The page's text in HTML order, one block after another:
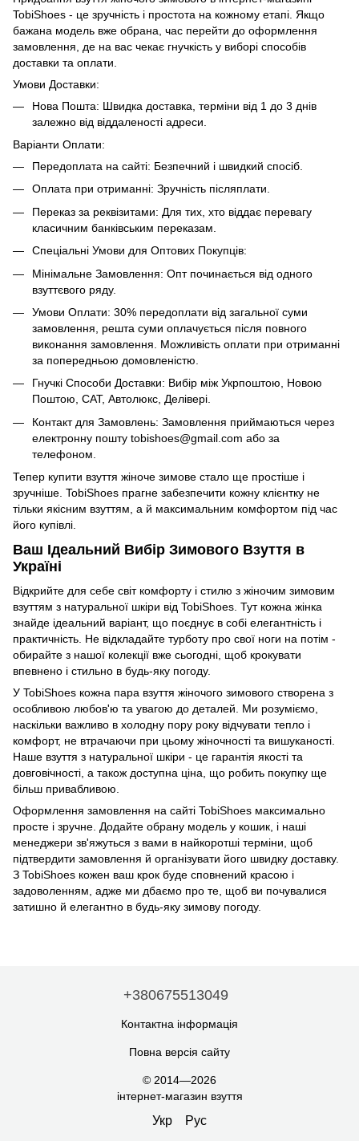
TobiShoes - це зручність і простота на кожному етапі. Якщо
бажана модель вже обрана, час перейти до оформлення
замовлення, де на вас чекає гнучкість у виборі способів
доставки та оплати.
Умови Доставки:
Нова Пошта: Швидка доставка, терміни від 1 до 3 днів
залежно від віддаленості адреси.
Варіанти Оплати:
Передоплата на сайті: Безпечний і швидкий спосіб.
Оплата при отриманні: Зручність післяплати.
Переказ за реквізитами: Для тих, хто віддає перевагу
класичним банківським переказам.
Спеціальні Умови для Оптових Покупців:
Мінімальне Замовлення: Опт починається від одного
взуттєвого ряду.
Умови Оплати: 30% передоплати від загальної суми
замовлення, решта суми оплачується після повного
виконання замовлення. Можливість оплати при отриманні
за попередньою домовленістю.
Гнучкі Способи Доставки: Вибір між Укрпоштою, Новою
Поштою, САТ, Автолюкс, Делівері.
Контакт для Замовлень: Замовлення приймаються через
електронну пошту tobishoes@gmail.com або за
телефоном.
Тепер купити взуття жіноче зимове стало ще простіше і
зручніше. TobiShoes прагне забезпечити кожну клієнтку не
тільки якісним взуттям, а й максимальним комфортом під час
його купівлі.
Ваш Ідеальний Вибір Зимового Взуття в
Україні
Відкрийте для себе світ комфорту і стилю з жіночим зимовим
взуттям з натуральної шкіри від TobiShoes. Тут кожна жінка
знайде ідеальний варіант, що поєднує в собі елегантність і
практичність. Не відкладайте турботу про свої ноги на потім -
обирайте з нашої колекції вже сьогодні, щоб крокувати
впевнено і стильно в будь-яку погоду.
У TobiShoes кожна пара взуття жіночого зимового створена з
особливою любов'ю та увагою до деталей. Ми розуміємо,
наскільки важливо в холодну пору року відчувати тепло і
комфорт, не втрачаючи при цьому жіночності та вишуканості.
Наше взуття з натуральної шкіри - це гарантія якості та
довговічності, а також доступна ціна, що робить покупку ще
більш привабливою.
Оформлення замовлення на сайті TobiShoes максимально
просте і зручне. Додайте обрану модель у кошик, і наші
менеджери зв'яжуться з вами в найкоротші терміни, щоб
підтвердити замовлення й організувати його швидку доставку.
З TobiShoes кожен ваш крок буде сповнений красою і
задоволенням, адже ми дбаємо про те, щоб ви почувалися
затишно й елегантно в будь-яку зимову погоду.
+380675513049
Контактна інформація
Повна версія сайту
© 2014—2026
інтернет-магазин взуття
Укр Рус